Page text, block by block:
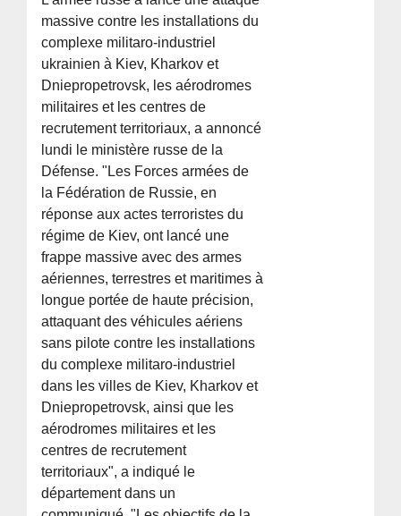
massive contre les installations du
complexe militaro-industriel
ukrainien à Kiev, Kharkov et
Dniepropetrovsk, les aérodromes
militaires et les centres de
recrutement territoriaux, a annoncé
lundi le ministère russe de la
Défense. "Les Forces armées de
la Fédération de Russie, en
réponse aux actes terroristes du
régime de Kiev, ont lancé une
frappe massive avec des armes
aériennes, terrestres et maritimes à
longue portée de haute précision,
attaquant des véhicules aériens
sans pilote contre les installations
du complexe militaro-industriel
dans les villes de Kiev, Kharkov et
Dniepropetrovsk, ainsi que les
aérodromes militaires et les
centres de recrutement
territoriaux", a indiqué le
département dans un